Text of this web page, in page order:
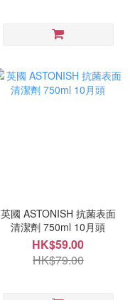
英國 ASTONISH 抗菌表面
清潔劑 750ml 10月頭
HK$59.00
HK$79.00